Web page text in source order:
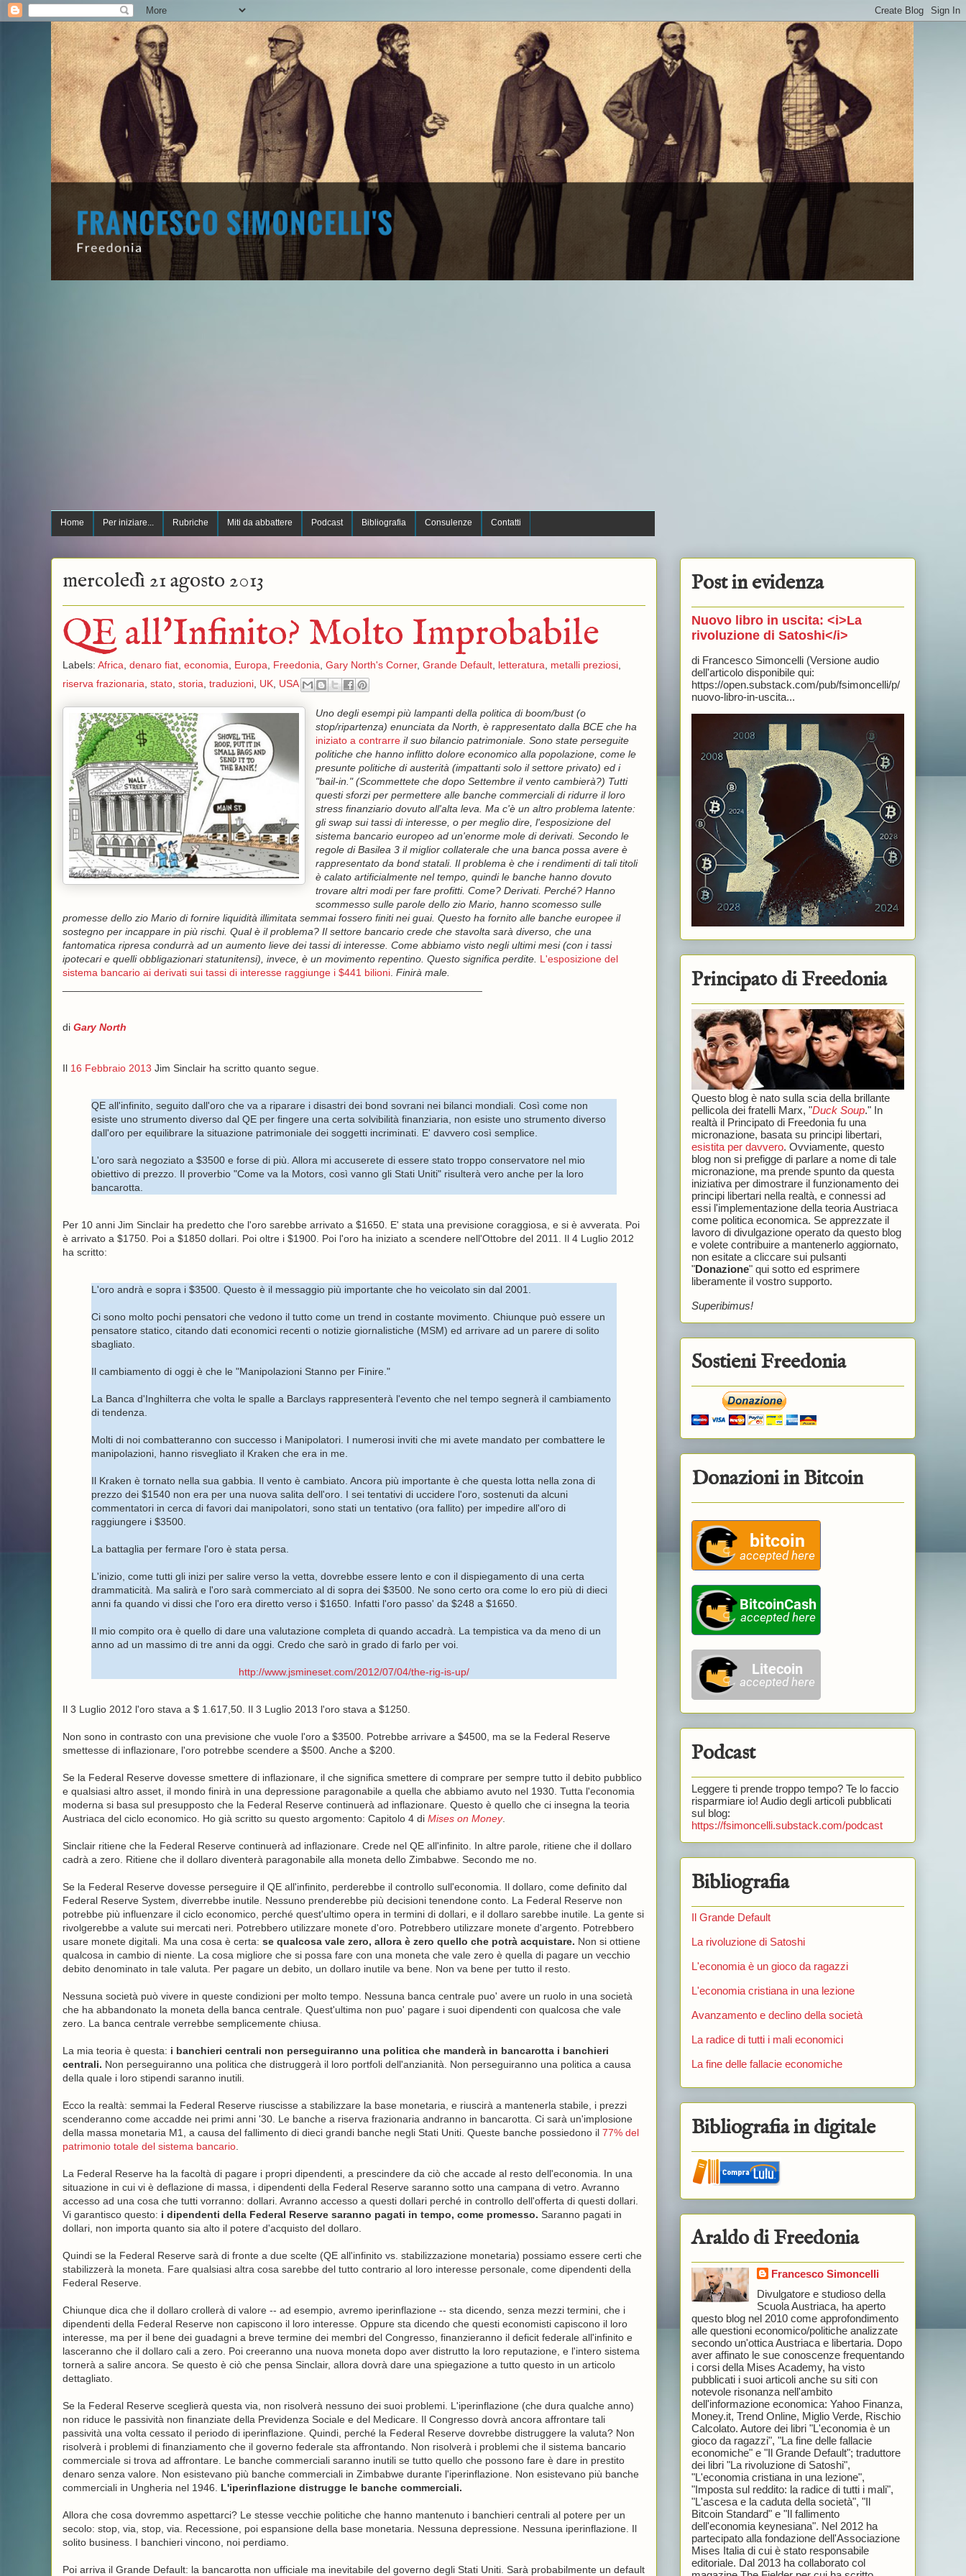
Home Per iniziare... Rubriche Miti da abbattere Podcast Bibliografia Consulenze Contatti
mercoledì 21 agosto 2013
QE all'Infinito? Molto Improbabile
Labels: Africa denaro fiat, economia Europa Freedonia Gary North's Corner, Grande Default, letteratura metalli preziosi,
riserva frazionaria, stato, storia, traduzioni, UK, USA
Uno degli esempi più lampanti della politica di boom/bust (o
stop/ripartenza) enunciata da North, è rappresentato dalla BCE che ha
iniziato a contrarre il suo bilancio patrimoniale. Sono state perseguite
politiche che hanno inflitto dolore economico alla popolazione, come le
presunte politiche di austerità (impattanti solo il settore privato) ed i
"bail-in." (Scommettete che dopo Settembre il vento cambierà?) Tutti
questi sforzi per permettere alle banche commerciali di ridurre il loro
stress finanziario dovuto all'alta leva. Ma c'è un altro problema latente:
gli swap sui tassi di interesse, o per meglio dire, l'esposizione del
sistema bancario europeo ad un'enorme mole di derivati. Secondo le
regole di Basilea 3 il miglior collaterale che una banca possa avere è
rappresentato da bond statali. Il problema è che i rendimenti di tali titoli
è calato artificialmente nel tempo, quindi le banche hanno dovuto
trovare altri modi per fare profitti. Come? Derivati. Perché? Hanno
scommesso sulle parole dello zio Mario, hanno scomesso sulle
promesse dello zio Mario di fornire liquidità illimitata semmai fossero finiti nei guai. Questo ha fornito alle banche europee il
sostegno per incappare in più rischi. Qual è il problema? Il settore bancario crede che stavolta sarà diverso, che una
fantomatica ripresa condurrà ad un aumento lieve dei tassi di interesse. Come abbiamo visto negli ultimi mesi (con i tassi
ipotecari e quelli obbligazionari statunitensi), invece, è un movimento repentino. Questo significa perdite. L'esposizione del
sistema bancario ai derivati sui tassi di interesse raggiunge i $441 bilioni. Finirà male.
di Gary North
Il 16 Febbraio 2013 Jim Sinclair ha scritto quanto segue.
QE all'infinito, seguito dall'oro che va a riparare i disastri dei bond sovrani nei bilanci mondiali. Così come non
esiste uno strumento diverso dal QE per fingere una certa solvibilità finanziaria, non esiste uno strumento diverso
dall'oro per equilibrare la situazione patrimoniale dei soggetti incriminati. E' davvero così semplice.
L'oro sarà negoziato a $3500 e forse di più. Allora mi accuserete di essere stato troppo conservatore nel mio
obiettivo di prezzo. Il proverbio "Come va la Motors, così vanno gli Stati Uniti" risulterà vero anche per la loro
bancarotta.
Per 10 anni Jim Sinclair ha predetto che l'oro sarebbe arrivato a $1650. E' stata una previsione coraggiosa, e si è avverata. Poi
è arrivato a $1750. Poi a $1850 dollari. Poi oltre i $1900. Poi l'oro ha iniziato a scendere nell'Ottobre del 2011. Il 4 Luglio 2012
ha scritto:
L'oro andrà e sopra i $3500. Questo è il messaggio più importante che ho veicolato sin dal 2001.
Ci sono molto pochi pensatori che vedono il tutto come un trend in costante movimento. Chiunque può essere un
pensatore statico, citando dati economici recenti o notizie giornalistiche (MSM) ed arrivare ad un parere di solito
sbagliato.
Il cambiamento di oggi è che le "Manipolazioni Stanno per Finire."
La Banca d'Inghilterra che volta le spalle a Barclays rappresenterà l'evento che nel tempo segnerà il cambiamento
di tendenza.
Molti di noi combatteranno con successo i Manipolatori. I numerosi inviti che mi avete mandato per combattere le
manipolazioni, hanno risvegliato il Kraken che era in me.
Il Kraken è tornato nella sua gabbia. Il vento è cambiato. Ancora più importante è che questa lotta nella zona di
prezzo dei $1540 non era per una nuova salita dell'oro. I sei tentativi di uccidere l'oro, sostenuti da alcuni
commentatori in cerca di favori dai manipolatori, sono stati un tentativo (ora fallito) per impedire all'oro di
raggiungere i $3500.
La battaglia per fermare l'oro è stata persa.
L'inizio, come tutti gli inizi per salire verso la vetta, dovrebbe essere lento e con il dispiegamento di una certa
drammaticità. Ma salirà e l'oro sarà commerciato al di sopra dei $3500. Ne sono certo ora come lo ero più di dieci
anni fa quando vi dissi che l'oro era diretto verso i $1650. Infatti l'oro passo' da $248 a $1650.
Il mio compito ora è quello di dare una valutazione completa di quando accadrà. La tempistica va da meno di un
anno ad un massimo di tre anni da oggi. Credo che sarò in grado di farlo per voi.
http://www.jsmineset.com/2012/07/04/the-rig-is-up/
Il 3 Luglio 2012 l'oro stava a $ 1.617,50. Il 3 Luglio 2013 l'oro stava a $1250.
Non sono in contrasto con una previsione che vuole l'oro a $3500. Potrebbe arrivare a $4500, ma se la Federal Reserve
smettesse di inflazionare, l'oro potrebbe scendere a $500. Anche a $200.
Se la Federal Reserve dovesse smettere di inflazionare, il che significa smettere di comprare per sempre tutto il debito pubblico
e qualsiasi altro asset, il mondo finirà in una depressione paragonabile a quella che abbiamo avuto nel 1930. Tutta l'economia
moderna si basa sul presupposto che la Federal Reserve continuerà ad inflazionare. Questo è quello che ci insegna la teoria
Austriaca del ciclo economico. Ho già scritto su questo argomento: Capitolo 4 di Mises on Money.
Sinclair ritiene che la Federal Reserve continuerà ad inflazionare. Crede nel QE all'infinito. In altre parole, ritiene che il dollaro
cadrà a zero. Ritiene che il dollaro diventerà paragonabile alla moneta dello Zimbabwe. Secondo me no.
Se la Federal Reserve dovesse perseguire il QE all'infinito, perderebbe il controllo sull'economia. Il dollaro, come definito dal
Federal Reserve System, diverrebbe inutile. Nessuno prenderebbe più decisioni tenendone conto. La Federal Reserve non
potrebbe più influenzare il ciclo economico, perché quest'ultimo opera in termini di dollari, e il dollaro sarebbe inutile. La gente si
rivolgerebbe a valute sui mercati neri. Potrebbero utilizzare monete d'oro. Potrebbero utilizzare monete d'argento. Potrebbero
usare monete digitali. Ma una cosa è certa: se qualcosa vale zero, allora è zero quello che potrà acquistare. Non si ottiene
qualcosa in cambio di niente. La cosa migliore che si possa fare con una moneta che vale zero è quella di pagare un vecchio
debito denominato in tale valuta. Per pagare un debito, un dollaro inutile va bene. Non va bene per tutto il resto.
Nessuna società può vivere in queste condizioni per molto tempo. Nessuna banca centrale puo' avere un ruolo in una società
che ha abbandonato la moneta della banca centrale. Quest'ultima non puo' pagare i suoi dipendenti con qualcosa che vale
zero. La banca centrale verrebbe semplicemente chiusa.
La mia teoria è questa: i banchieri centrali non perseguiranno una politica che manderà in bancarotta i banchieri
centrali. Non perseguiranno una politica che distruggerà il loro portfoli dell'anzianità. Non perseguiranno una politica a causa
della quale i loro stipendi saranno inutili.
Ecco la realtà: semmai la Federal Reserve riuscisse a stabilizzare la base monetaria, e riuscirà a mantenerla stabile, i prezzi
scenderanno come accadde nei primi anni '30. Le banche a riserva frazionaria andranno in bancarotta. Ci sarà un'implosione
della massa monetaria M1, a causa del fallimento di dieci grandi banche negli Stati Uniti. Queste banche possiedono il 77% del
patrimonio totale del sistema bancario.
La Federal Reserve ha la facoltà di pagare i propri dipendenti, a prescindere da ciò che accade al resto dell'economia. In una
situazione in cui vi è deflazione di massa, i dipendenti della Federal Reserve saranno sotto una campana di vetro. Avranno
accesso ad una cosa che tutti vorranno: dollari. Avranno accesso a questi dollari perché in controllo dell'offerta di questi dollari.
Vi garantisco questo: i dipendenti della Federal Reserve saranno pagati in tempo, come promesso. Saranno pagati in
dollari, non importa quanto sia alto il potere d'acquisto del dollaro.
Quindi se la Federal Reserve sarà di fronte a due scelte (QE all'infinito vs. stabilizzazione monetaria) possiamo essere certi che
stabilizzerà la moneta. Fare qualsiasi altra cosa sarebbe del tutto contrario al loro interesse personale, come dipendenti della
Federal Reserve.
Chiunque dica che il dollaro crollerà di valore -- ad esempio, avremo iperinflazione -- sta dicendo, senza mezzi termini, che i
dipendenti della Federal Reserve non capiscono il loro interesse. Oppure sta dicendo che questi economisti capiscono il loro
interesse, ma per il bene dei guadagni a breve termine dei membri del Congresso, finanzieranno il deficit federale all'infinito e
lasceranno che il dollaro cali a zero. Poi creeranno una nuova moneta dopo aver distrutto la loro reputazione, e l'intero sistema
tornerà a salire ancora. Se questo è ciò che pensa Sinclair, allora dovrà dare una spiegazione a tutto questo in un articolo
dettagliato.
Se la Federal Reserve sceglierà questa via, non risolverà nessuno dei suoi problemi. L'iperinflazione (che dura qualche anno)
non riduce le passività non finanziate della Previdenza Sociale e del Medicare. Il Congresso dovrà ancora affrontare tali
passività una volta cessato il periodo di iperinflazione. Quindi, perché la Federal Reserve dovrebbe distruggere la valuta? Non
risolverà i problemi di finanziamento che il governo federale sta affrontando. Non risolverà i problemi che il sistema bancario
commerciale si trova ad affrontare. Le banche commerciali saranno inutili se tutto quello che possono fare è dare in prestito
denaro senza valore. Non esistevano più banche commerciali in Zimbabwe durante l'iperinflazione. Non esistevano più banche
commerciali in Ungheria nel 1946. L'iperinflazione distrugge le banche commerciali.
Allora che cosa dovremmo aspettarci? Le stesse vecchie politiche che hanno mantenuto i banchieri centrali al potere per un
secolo: stop, via, stop, via. Recessione, poi espansione della base monetaria. Nessuna depressione. Nessuna iperinflazione. Il
solito business. I banchieri vincono, noi perdiamo.
Poi arriva il Grande Default: la bancarotta non ufficiale ma inevitabile del governo degli Stati Uniti. Sarà probabilmente un default
Post in evidenza
Nuovo libro in uscita: <i>La
rivoluzione di Satoshi</i>
di Francesco Simoncelli (Versione audio
dell'articolo disponibile qui:
https://open.substack.com/pub/fsimoncelli/p/
nuovo-libro-in-uscita...
Principato di Freedonia
Questo blog è nato sulla scia della brillante
pellicola dei fratelli Marx, "Duck Soup." In
realtà il Principato di Freedonia fu una
micronazione, basata su principi libertari,
esistita per davvero. Ovviamente, questo
blog non si prefigge di parlare a nome di tale
micronazione, ma prende spunto da questa
iniziativa per dimostrare il funzionamento dei
principi libertari nella realtà, e connessi ad
essi l'implementazione della teoria Austriaca
come politica economica. Se apprezzate il
lavoro di divulgazione operato da questo blog
e volete contribuire a mantenerlo aggiornato,
non esitate a cliccare sui pulsanti
"Donazione" qui sotto ed esprimere
liberamente il vostro supporto.
Superibimus!
Sostieni Freedonia
Donazioni in Bitcoin
Podcast
Leggere ti prende troppo tempo? Te lo faccio
risparmiare io! Audio degli articoli pubblicati
sul blog:
https://fsimoncelli.substack.com/podcast
Bibliografia
Il Grande Default
La rivoluzione di Satoshi
L'economia è un gioco da ragazzi
L'economia cristiana in una lezione
Avanzamento e declino della società
La radice di tutti i mali economici
La fine delle fallacie economiche
Bibliografia in digitale
Araldo di Freedonia
Francesco Simoncelli
Divulgatore e studioso della
Scuola Austriaca, ha aperto
questo blog nel 2010 come approfondimento
alle questioni economico/politiche analizzate
secondo un'ottica Austriaca e libertaria. Dopo
aver affinato le sue conoscenze frequentando
i corsi della Mises Academy, ha visto
pubblicati i suoi articoli anche su siti con
notevole risonanza nell'ambito
dell'informazione economica: Yahoo Finanza,
Money.it, Trend Online, Miglio Verde, Rischio
Calcolato. Autore dei libri "L'economia è un
gioco da ragazzi", "La fine delle fallacie
economiche" e "Il Grande Default"; traduttore
dei libri "La rivoluzione di Satoshi",
"L'economia cristiana in una lezione",
"Imposta sul reddito: la radice di tutti i mali",
"L'ascesa e la caduta della società", "Il
Bitcoin Standard" e "Il fallimento
dell'economia keynesiana". Nel 2012 ha
partecipato alla fondazione dell'Associazione
Mises Italia di cui è stato responsabile
editoriale. Dal 2013 ha collaborato col